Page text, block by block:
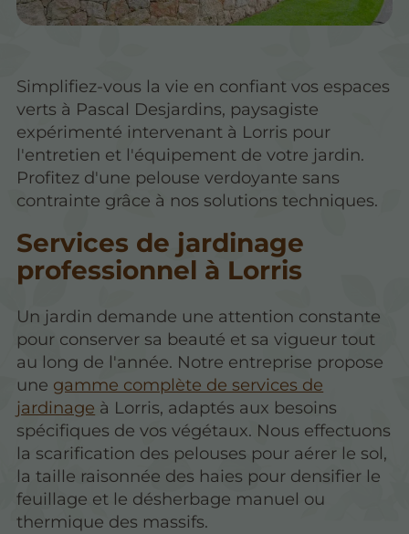
Simplifiez-vous la vie en confiant vos espaces
verts à Pascal Desjardins, paysagiste
expérimenté intervenant à Lorris pour
l'entretien et l'équipement de votre jardin.
Profitez d'une pelouse verdoyante sans
contrainte grâce à nos solutions techniques.
Services de jardinage
professionnel à Lorris
Un jardin demande une attention constante
pour conserver sa beauté et sa vigueur tout
au long de l'année. Notre entreprise propose
une gamme complète de services de
jardinage à Lorris, adaptés aux besoins
spécifiques de vos végétaux. Nous effectuons
la scarification des pelouses pour aérer le sol,
la taille raisonnée des haies pour densifier le
feuillage et le désherbage manuel ou
thermique des massifs.